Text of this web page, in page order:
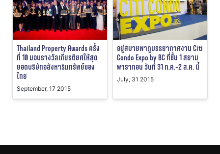
Thailand Property Awards ครั้ง
ที่ 10 มอบรางวัลเกียรติยศให้สุด
ยอดบริษัทอสังหาริมทรัพย์ของ
ไทย
September, 17 2015
อยู่สบายพาดูบรรยากาศงาน Citi
Condo Expo by BC ที่ชั้น 1 สยาม
พารากอน วันที่ 31 ก.ค.-2 ส.ค. นี้
July, 31 2015